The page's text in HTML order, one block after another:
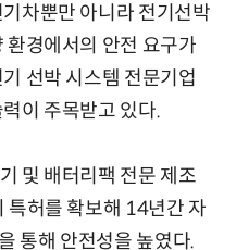
차뿐만 아니라 전기선박
환경에서의 안전 요구가
선박 시스템 전문기업
이 주목받고 있다.
및 배터리팩 전문 제조
특허를 확보해 14년간 자
통해 안전성을 높였다.